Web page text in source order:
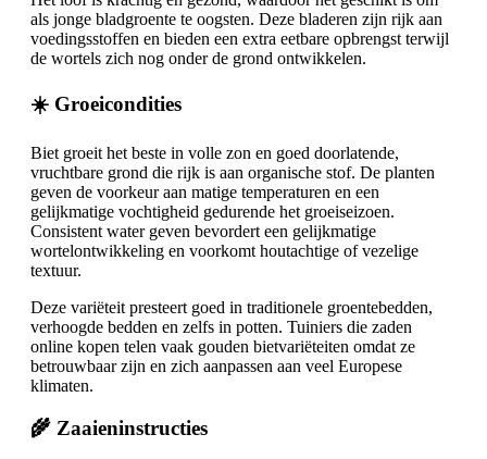
als jonge bladgroente te oogsten. Deze bladeren zijn rijk aan
voedingsstoffen en bieden een extra eetbare opbrengst terwijl
de wortels zich nog onder de grond ontwikkelen.
☀️ Groeicondities
Biet groeit het beste in volle zon en goed doorlatende,
vruchtbare grond die rijk is aan organische stof. De planten
geven de voorkeur aan matige temperaturen en een
gelijkmatige vochtigheid gedurende het groeiseizoen.
Consistent water geven bevordert een gelijkmatige
wortelontwikkeling en voorkomt houtachtige of vezelige
textuur.
Deze variëteit presteert goed in traditionele groentebedden,
verhoogde bedden en zelfs in potten. Tuiniers die zaden
online kopen telen vaak gouden bietvariëteiten omdat ze
betrouwbaar zijn en zich aanpassen aan veel Europese
klimaten.
🌾 Zaaieninstructies